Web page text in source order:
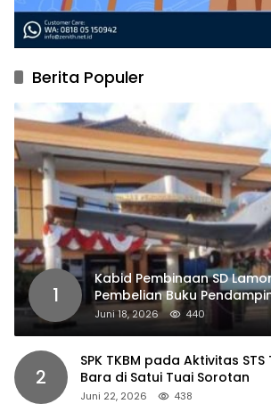
Berita Populer
1
Kabid Pembinaan SD
Pembelian Buku
Dipaksakan
Juni 18, 2026 440
2
SPK TKBM pada Aktivitas
Bara di Satui Tuai Sorotan
Juni 22, 2026 438